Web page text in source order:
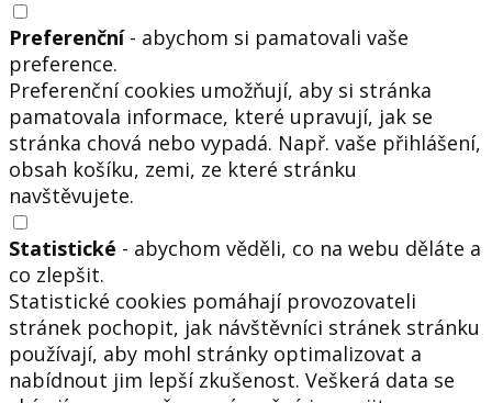
Preferenční- abychom si pamatovali vaše
preference.
Preferenční cookies umožňují, aby si stránka
pamatovala informace, které upravují, jak se
stránka chová nebo vypadá. Např. vaše přihlášení,
obsah košíku, zemi, ze které stránku
navštěvujete.
Statistické - abychom věděli, co na webu děláte a
co zlepšit.
Statistické cookies pomáhají provozovateli
stránek pochopit, jak návštěvníci stránek stránku
používají, aby mohl stránky optimalizovat a
nabídnout jim lepší zkušenost. Veškerá data se